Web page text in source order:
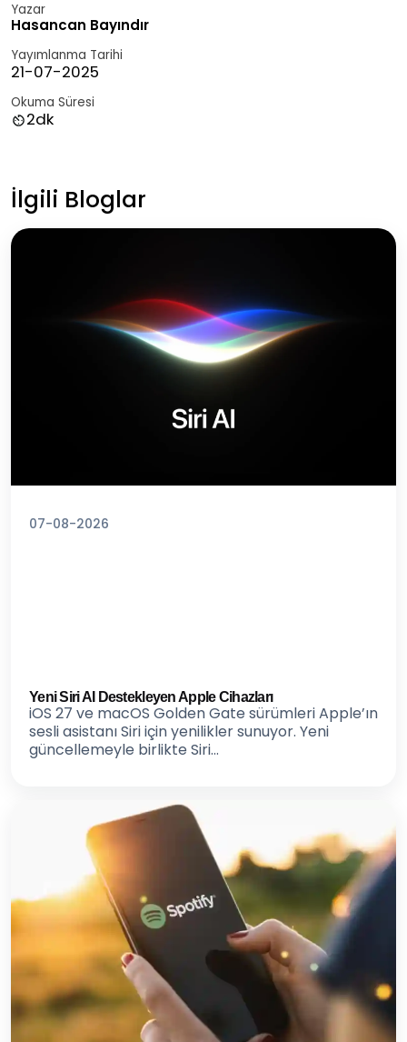
Yazar
Hasancan Bayındır
Yayımlanma Tarihi
21-07-2025
Okuma Süresi
2dk
İlgili Bloglar
07-08-2026
Yeni Siri AI Destekleyen Apple Cihazları
iOS 27 ve macOS Golden Gate sürümleri Apple’ın
sesli asistanı Siri için yenilikler sunuyor. Yeni
güncellemeyle birlikte Siri...